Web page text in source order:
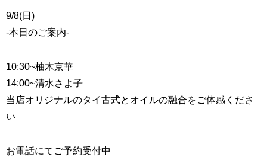
9/8(日)
-本日のご案内-
10:30~柚木京華
14:00~清水さよ子
当店オリジナルのタイ古式とオイルの融合をご体感くださ
い
お電話にてご予約受付中